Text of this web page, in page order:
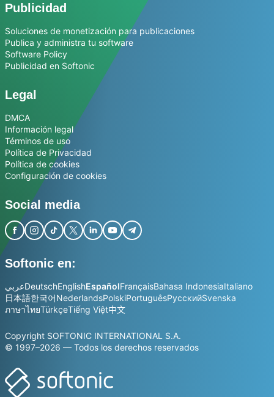
Publicidad
Soluciones de monetización para publicaciones
Publica y administra tu software
Software Policy
Publicidad en Softonic
Legal
DMCA
Información legal
Términos de uso
Política de Privacidad
Política de cookies
Configuración de cookies
Social media
Softonic en:
عربيDeutschEnglishEspañolFrançaisBahasa IndonesiaItaliano
日本語한국어NederlandsPolskiPortuguêsРусскийSvenska
ภาษาไทยTürkçeTiếng Việt中文
Copyright SOFTONIC INTERNATIONAL S.A.
© 1997–2026 — Todos los derechos reservados